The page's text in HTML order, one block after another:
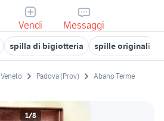
Vendi Messaggi
spilla di bigiotteria spille originali
Veneto Padova (Prov) Abano Terme
1/8